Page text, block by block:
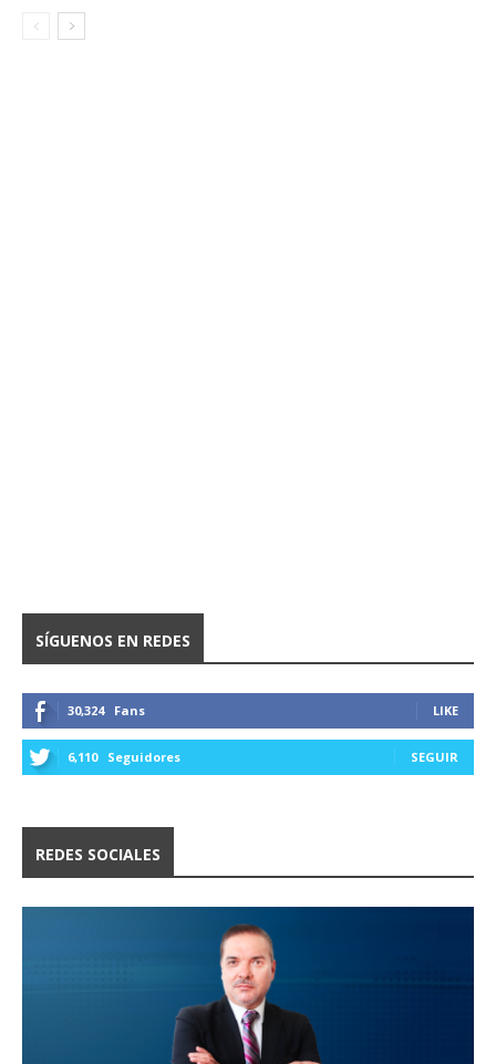
SÍGUENOS EN REDES
30,324 Fans LIKE
6,110 Seguidores SEGUIR
REDES SOCIALES